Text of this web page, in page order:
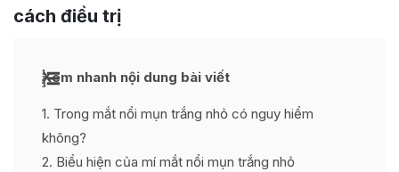
cách điều trị
Xem nhanh nội dung bài viết
1 Trong mắt nổi mụn trắng nhỏ có nguy hiểm
không?
2 Biểu hiện của mí mắt nổi mụn trắng nhỏ